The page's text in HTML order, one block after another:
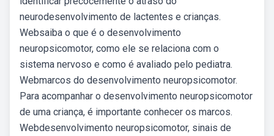
neurodesenvolvimento de lactentes e crianças.
Websaiba o que é o desenvolvimento
neuropsicomotor, como ele se relaciona com o
sistema nervoso e como é avaliado pelo pediatra.
Webmarcos do desenvolvimento neuropsicomotor.
Para acompanhar o desenvolvimento neuropsicomotor
de uma criança, é importante conhecer os marcos.
Webdesenvolvimento neuropsicomotor, sinais de